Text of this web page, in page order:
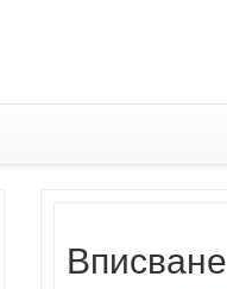
Вписване